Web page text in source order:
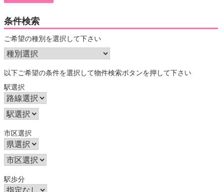
条件検索
ご希望の種別を選択して下さい
以下ご希望の条件を選択して物件検索ボタンを押して下さい
駅選択
市区選択
駅歩分